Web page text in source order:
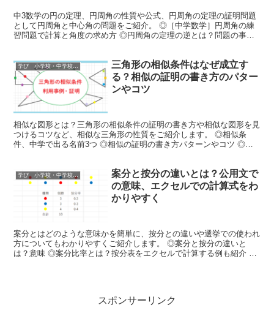
中3数学の円の定理、円周角の性質や公式、円周角の定理の証明問題
として円周角と中心角の問題をご紹介。 ◎［中学数学］円周角の練
習問題で計算と角度の求め方 ◎円周角の定理の逆とは？問題の事例
学び 小学校・中学校・高校・大学 受験情報
三角形の相似条件はなぜ成立す
る？相似の証明の書き方のパター
ンやコツ
相似な図形とは？三角形の相似条件の証明の書き方や相似な図形を見
つけるコツなど、相似な三角形の性質をご紹介します。 ◎相似条
件、中学で出る名前3つ ◎相似の証明の書き方パターンやコツ ◎相
学び 小学校・中学校・高校・大学 受験情報
案分と按分の違いとは？公用文で
の意味、エクセルでの計算式をわ
かりやすく
案分とはどのような意味かを簡単に、按分との違いや選挙での使われ
方についてもわかりやすくご紹介します。 ◎案分と按分の違いと
は？意味 ◎案分比率とは？按分表をエクセルで計算する例も紹介 ◎
スポンサーリンク